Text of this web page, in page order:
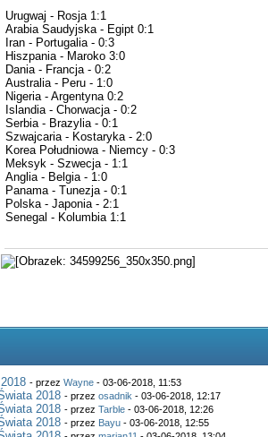
Urugwaj - Rosja 1:1
Arabia Saudyjska - Egipt 0:1
Iran - Portugalia - 0:3
Hiszpania - Maroko 3:0
Dania - Francja - 0:2
Australia - Peru - 1:0
Nigeria - Argentyna 0:2
Islandia - Chorwacja - 0:2
Serbia - Brazylia - 0:1
Szwajcaria - Kostaryka - 2:0
Korea Południowa - Niemcy - 0:3
Meksyk - Szwecja - 1:1
Anglia - Belgia - 1:0
Panama - Tunezja - 0:1
Polska - Japonia - 2:1
Senegal - Kolumbia 1:1
- przezWayne - 03-06-2018, 11:53
2018 - przezosadnik - 03-06-2018, 12:17
2018 - przezTarble - 03-06-2018, 12:26
2018 - przez Bayu - 03-06-2018, 12:55